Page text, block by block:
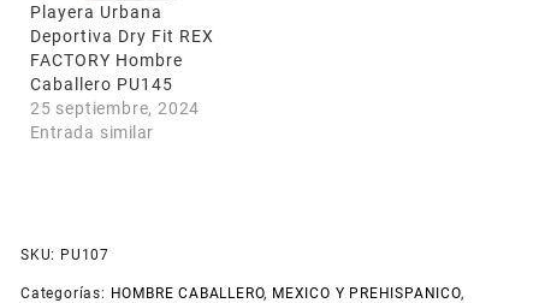
Playera Urbana
Deportiva Dry Fit REX
FACTORY Hombre
Caballero PU145
25 septiembre, 2024
Entrada similar
SKU: PU107
Categorías: HOMBRE CABALLERO, MEXICO Y PREHISPANICO,